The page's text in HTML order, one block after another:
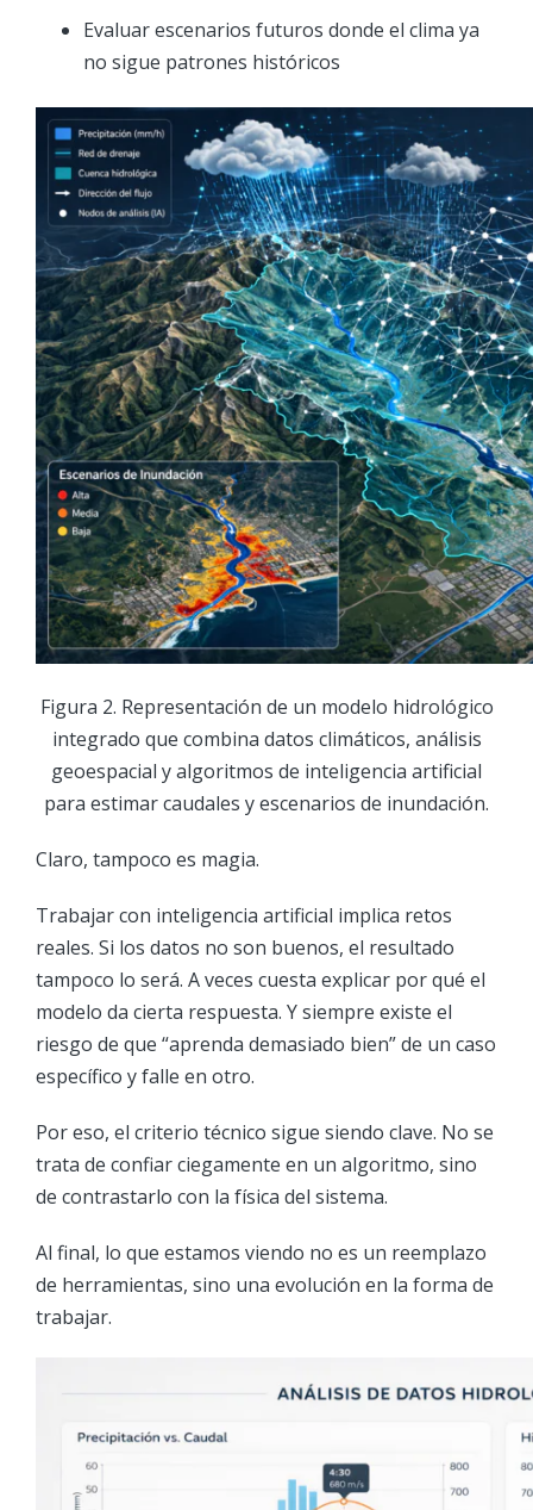
Evaluar escenarios futuros donde el clima ya
no sigue patrones históricos
Figura 2. Representación de un modelo hidrológico
integrado que combina datos climáticos, análisis
geoespacial y algoritmos de inteligencia artificial
para estimar caudales y escenarios de inundación.
Claro, tampoco es magia.
Trabajar con inteligencia artificial implica retos
reales. Si los datos no son buenos, el resultado
tampoco lo será. A veces cuesta explicar por qué el
modelo da cierta respuesta. Y siempre existe el
riesgo de que “aprenda demasiado bien” de un caso
específico y falle en otro.
Por eso, el criterio técnico sigue siendo clave. No se
trata de confiar ciegamente en un algoritmo, sino
de contrastarlo con la física del sistema.
Al final, lo que estamos viendo no es un reemplazo
de herramientas, sino una evolución en la forma de
trabajar.